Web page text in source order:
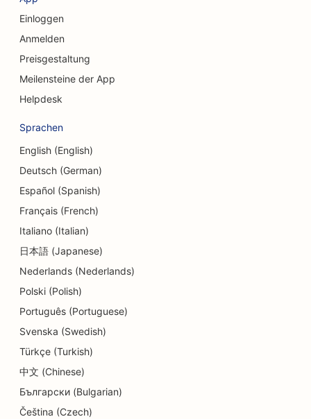
SEO für Währungsumtausch-Dienstleistungen
SEO für Kreditgenossenschaften
SEO für Cupcake-Läden
SEO für Tanzstudios
SEO für Schuldnerberatungsdienste
SEO für Zahnkliniken
SEO für Gastronomen
SEO für Dermabrasionsdienstleistungen
SEO für Detailgeschäfte
SEO für Donut-Läden
SEO für Textilreinigungen
Einloggen
Anmelden
Preisgestaltung
Meilensteine der App
Helpdesk
Sprachen
English (English)
Deutsch (German)
Español (Spanish)
Français (French)
Italiano (Italian)
日本語 (Japanese)
Nederlands (Nederlands)
Polski (Polish)
Português (Portuguese)
Svenska (Swedish)
Türkçe (Turkish)
中文 (Chinese)
Български (Bulgarian)
Čeština (Czech)